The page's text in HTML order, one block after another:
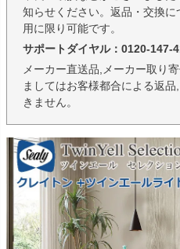
知らせください。返品・交換
用に限り可能です。
サポートダイヤル：0120-147-
メーカー直送品,メーカー取り
ましてはお客様都合による返
きません。